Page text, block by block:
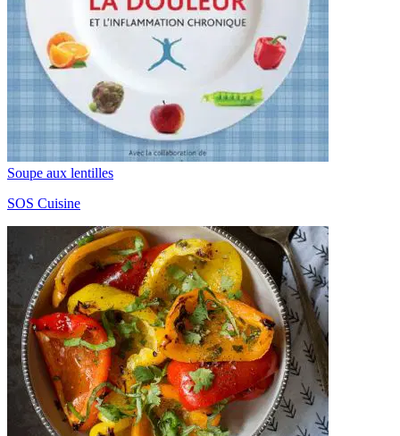
Soupe aux lentilles
SOS Cuisine